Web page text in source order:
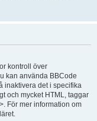
kontroll över
kan använda BBCode
inaktivera det i specifika
och mycket HTML, taggar
För mer information om